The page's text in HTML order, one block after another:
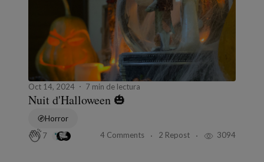
Oct 14, 2024 7 min de lectura
Nuit d'Halloween 🎃
Horror
7
4 Comments 2 Repost 3094